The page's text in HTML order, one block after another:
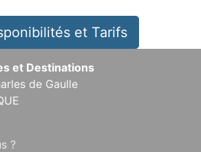
et Tarifs
et Destinations
de Gaulle
?